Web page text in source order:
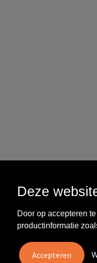
Deze
Door op accepteren
productinformatie